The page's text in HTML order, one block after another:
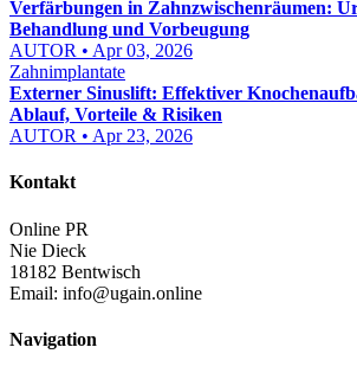
Verfärbungen in Zahnzwischenräumen:
Behandlung und Vorbeugung
AUTOR • Apr 03, 2026
Zahnimplantate
Externer Sinuslift: Effektiver
Ablauf, Vorteile & Risiken
AUTOR • Apr 23, 2026
Kontakt
Online PR
Nie Dieck
18182 Bentwisch
Email: info@ugain.online
Navigation